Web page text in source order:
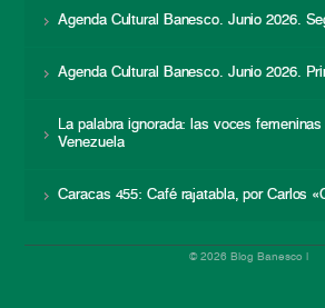
Agenda Cultural Banesco. Junio 2026.
Agenda Cultural Banesco. Junio 2026.
La palabra ignorada: las voces
Venezuela
Caracas 455: Café rajatabla, por Carlos
© 2026 Blog Banesco |